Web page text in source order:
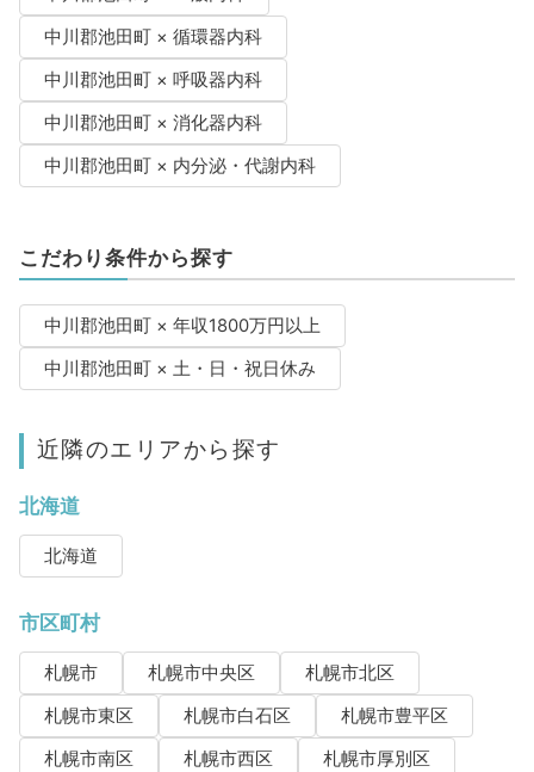
中川郡池田町 × 循環器内科
中川郡池田町 × 呼吸器内科
中川郡池田町 × 消化器内科
中川郡池田町 × 内分泌・代謝内科
こだわり条件から探す
中川郡池田町 × 年収1800万円以上
中川郡池田町 × 土・日・祝日休み
近隣のエリアから探す
北海道
北海道
市区町村
札幌市 札幌市中央区
札幌市北区
札幌市東区
札幌市白石区
札幌市豊平区
札幌市南区
札幌市西区 札幌市厚別区